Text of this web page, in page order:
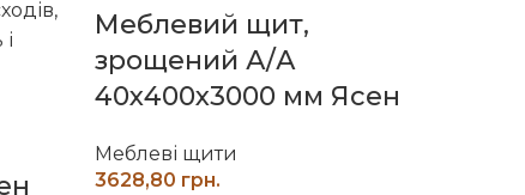
Меблевий щит,
зрощений А/А
40х400х3000 мм Ясен
Меблеві щити
грн.